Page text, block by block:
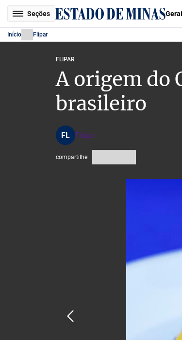
Seções
Início Flipar
FLIPAR
A origem do
brasileiro
FL Flipar
compartilhe